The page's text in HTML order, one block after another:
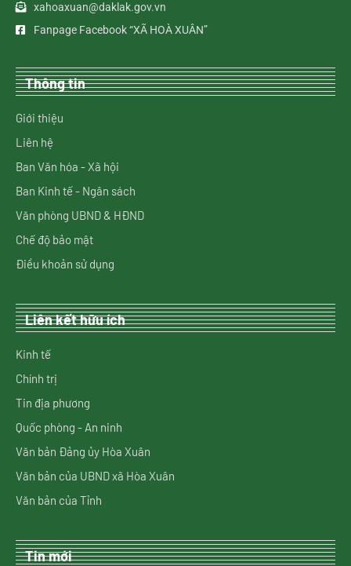
xahoaxuan@daklak.gov.vn
Fanpage Facebook “XÃ HOÀ XUÂN”
Thông tin
Giới thiệu
Liên hệ
Ban Văn hóa - Xã hội
Ban Kinh tế - Ngân sách
Văn phòng UBND & HĐND
Chế độ bảo mật
Điều khoản sử dụng
Liên kết hữu ích
Kinh tế
Chính trị
Tin địa phương
Quốc phòng - An ninh
Văn bản Đảng ủy Hòa Xuân
Văn bản của UBND xã Hòa Xuân
Văn bản của Tỉnh
Tin mới